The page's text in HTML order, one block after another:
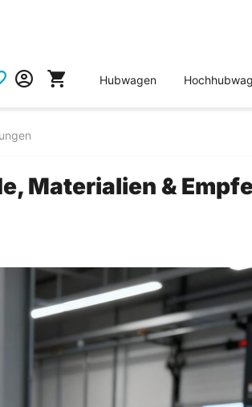
Hubwagen
Materialien &